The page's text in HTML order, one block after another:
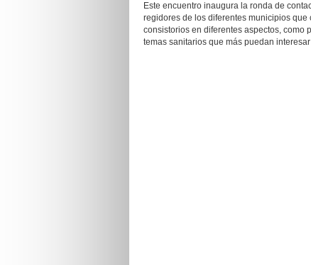
Este encuentro inaugura la ronda de
regidores de los diferentes municipios
consistorios en diferentes aspectos, como
temas sanitarios que más puedan